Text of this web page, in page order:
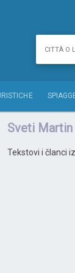
Sveti
Tekstovi i članci